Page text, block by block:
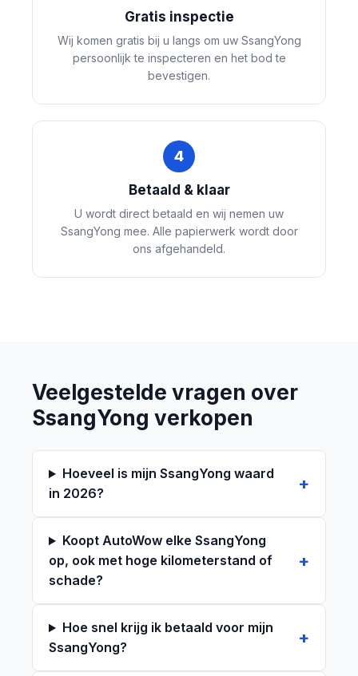
Gratis inspectie
Wij komen gratis bij u langs om uw SsangYong
persoonlijk te inspecteren en het bod te
bevestigen.
4
Betaald & klaar
U wordt direct betaald en wij nemen uw
SsangYong mee. Alle papierwerk wordt door
ons afgehandeld.
Veelgestelde vragen over
SsangYong verkopen
Hoeveel is mijn SsangYong waard
in 2026?
Koopt AutoWow elke SsangYong
op, ook met hoge kilometerstand of
schade?
Hoe snel krijg ik betaald voor mijn
SsangYong?